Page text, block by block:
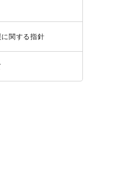
関する指針